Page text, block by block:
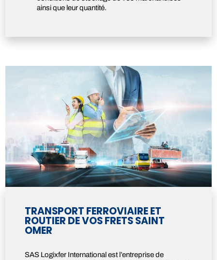
ainsi que leur quantité.
TRANSPORT FERROVIAIRE ET
ROUTIER DE VOS FRETS SAINT
OMER
SAS Logixfer International est l’entreprise de